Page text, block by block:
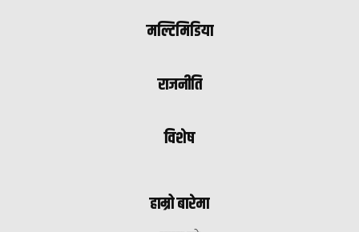
मल्टिमिडिया
राजनीति
विशेष
हाम्रो बारेमा